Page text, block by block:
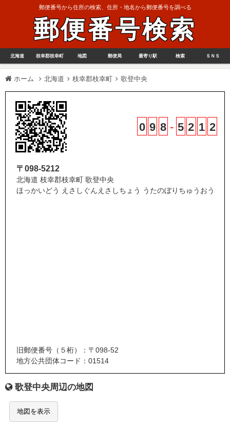
郵便番号から住所の検索、住所・地名から郵便番号を調べる
郵便番号検索
北海道 枝幸郡枝幸町 地図 郵便局 最寄り駅 検索 ＳＮＳ
ホーム 北海道 枝幸郡枝幸町 歌登中央
0 9 8 - 5 2 1 2
〒098-5212
北海道 枝幸郡枝幸町 歌登中央
ほっかいどう えさしぐんえさしちょう うたのぼりちゅうおう
旧郵便番号（５桁）：〒098-52
地方公共団体コード：01514
歌登中央周辺の地図
地図を表示